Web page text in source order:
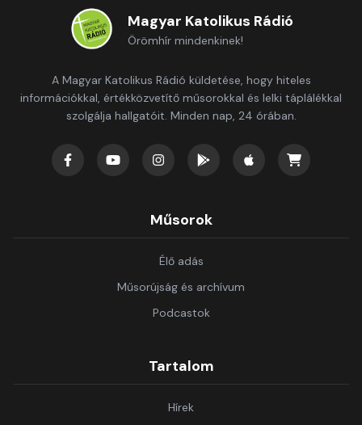
Magyar Katolikus Rádió
Örömhír mindenkinek!
A Magyar Katolikus Rádió küldetése, hogy hiteles
információkkal, értékközvetítő műsorokkal és lelki táplálékkal
szolgálja hallgatóit. Minden nap, 24 órában.
Műsorok
Élő adás
Műsorújság és archívum
Podcastok
Tartalom
Hírek